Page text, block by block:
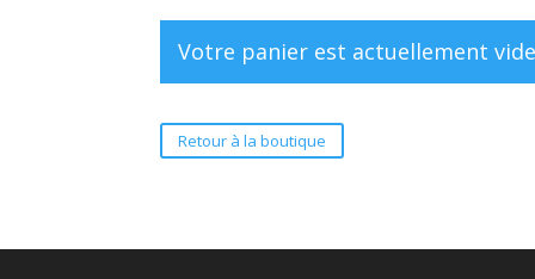
Votre panier est actuellement
Retour à la boutique